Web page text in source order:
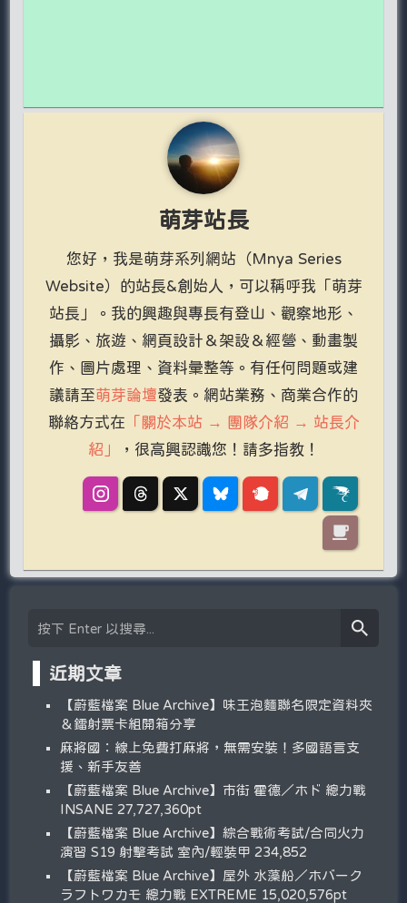
萌芽站長
您好，我是萌芽系列網站（Mnya Series
Website）的站長&創始人，可以稱呼我「萌芽
站長」。我的興趣與專長有登山、觀察地形、
攝影、旅遊、網頁設計＆架設＆經營、動畫製
作、圖片處理、資料彙整等。有任何問題或建
議請至萌芽論壇發表。網站業務、商業合作的
聯絡方式在 「關於本站 → 團隊介紹 → 站長介
紹」
，很高興認識您！請多指教！
近期文章
【蔚藍檔案 Blue Archive】味王泡麵聯名限定資料夾
＆鐳射票卡組開箱分享
麻將國：線上免費打麻將，無需安裝！多國語言支
援、新手友善
【蔚藍檔案 Blue Archive】市街 霍德／ホド 總力戰
INSANE 27,727,360pt
【蔚藍檔案 Blue Archive】綜合戰術考試/合同火力
演習 S19 射擊考試 室內/輕裝甲 234,852
【蔚藍檔案 Blue Archive】屋外 水藻船／ホバーク
ラフトワカモ 總力戰 EXTREME 15,020,576pt